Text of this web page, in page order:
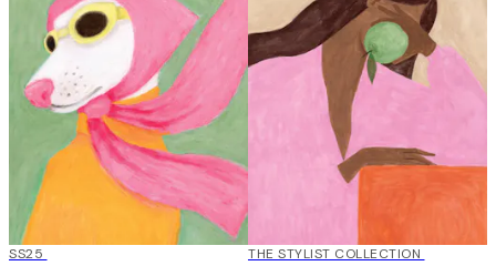
50%*
SS25 50%*
THE STYLIST COLLECTION